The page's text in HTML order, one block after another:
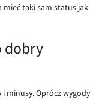
mieć taki sam status jak
dobry
minusy. Oprócz wygody